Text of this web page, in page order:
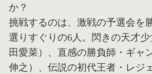
か？
挑戦するのは、激戦の予選会を
選りすぐりの6人。閃きの天才
田愛菜）、直感の勝負師・ギャ
伸之）、伝説の初代王者・レジ